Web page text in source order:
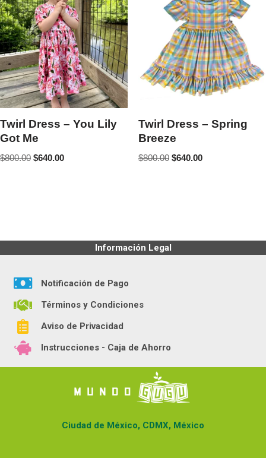
Twirl Dress – You Lily
Got Me
$800.00 $640.00
Twirl Dress – Spring
Breeze
$800.00 $640.00
Información Legal
Notificación de Pago
Términos y Condiciones
Aviso de Privacidad
Instrucciones - Caja de Ahorro
Ciudad de México, CDMX, México